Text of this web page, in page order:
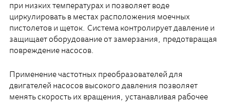
при низких температурах и позволяет воде
циркулировать в местах расположения моечных
пистолетов и щеток. Система контролирует давление и
защищает оборудование от замерзания, предотвращая
повреждение насосов.
Применение частотных преобразователей для
двигателей насосов высокого давления позволяет
менять скорость их вращения, устанавливая рабочее